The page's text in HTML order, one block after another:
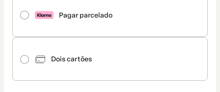
Pagar parcelado
Dois cartões